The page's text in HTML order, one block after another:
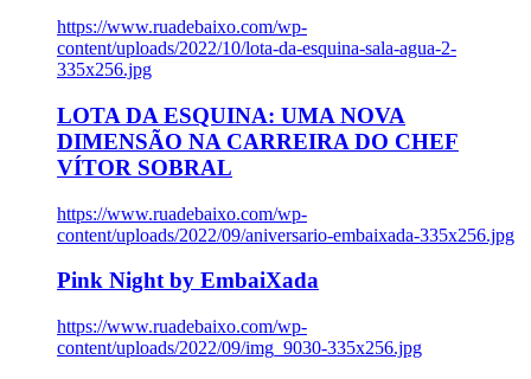
https://www.ruadebaixo.com/wp-
content/uploads/2022/10/lota-da-esquina-sala-agua-2-
335x256.jpg
LOTA DA ESQUINA: UMA NOVA
DIMENSÃO NA CARREIRA DO CHEF
VÍTOR SOBRAL
https://www.ruadebaixo.com/wp-
content/uploads/2022/09/aniversario-embaixada-335x256.jpg
Pink Night by EmbaiXada
https://www.ruadebaixo.com/wp-
content/uploads/2022/09/img_9030-335x256.jpg